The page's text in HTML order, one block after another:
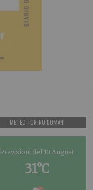
METEO TORINO DOMANI
Previsioni del 10 August
31°C